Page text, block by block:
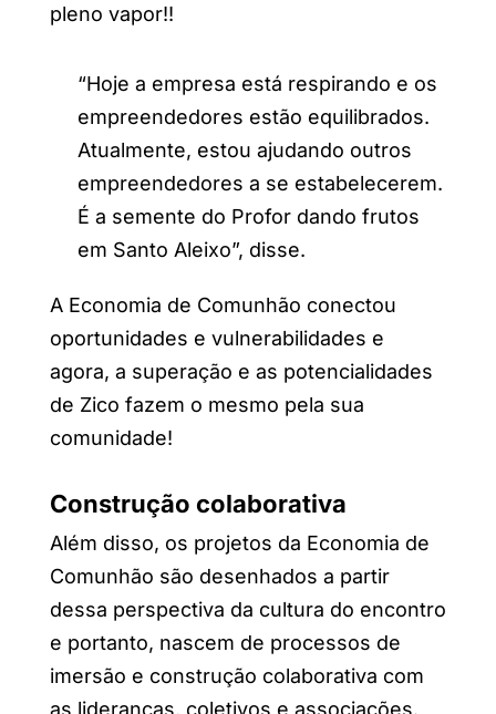
pleno vapor!!
“Hoje a empresa está respirando e os
empreendedores estão equilibrados.
Atualmente, estou ajudando outros
empreendedores a se estabelecerem.
É a semente do Profor dando frutos
em Santo Aleixo”, disse.
A Economia de Comunhão conectou
oportunidades e vulnerabilidades e
agora, a superação e as potencialidades
de Zico fazem o mesmo pela sua
comunidade!
Construção colaborativa
Além disso, os projetos da Economia de
Comunhão são desenhados a partir
dessa perspectiva da cultura do encontro
e portanto, nascem de processos de
imersão e construção colaborativa com
as lideranças, coletivos e associações.